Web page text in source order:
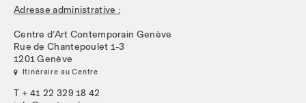
Adresse administrative :
Centre d’Art Contemporain Genève
Rue de Chantepoulet 1-3
1201 Genève
 Itinéraire au Centre
T + 41 22 329 18 42